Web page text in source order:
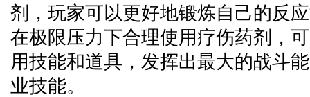
剂，玩家可以更好地锻炼自己的反
在极限压力下合理使用疗伤药剂，
用技能和道具，发挥出最大的战斗
业技能。